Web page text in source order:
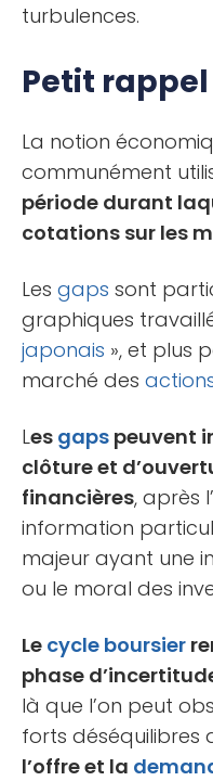
turbulences.
Petit rappel
La notion
communément
période durant
cotations sur les
Les gaps sont
graphiques
japonais », et plus
marché des
Les gaps peuvent
clôture et
financières, après
information
majeur ayant une
ou le moral des
Le cycle boursier
phase
là que l’on peut
forts déséquilibres
l’offre et la